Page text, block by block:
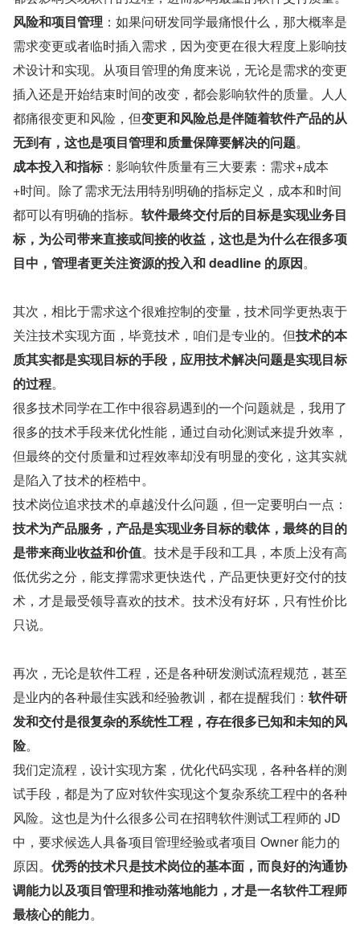
风险和项目管理 ：如果问研发同学最痛恨什么，那大概率是
需求变更或者临时插入需求，因为变更在很大程度上影响技
术设计和实现。从项目管理的角度来说，无论是需求的变更
插入还是开始结束时间的改变，都会影响软件的质量。人人
都痛很变更和风险，但变更和风险总是伴随着软件产品的从
无到有，这也是项目管理和质量保障要解决的问题。
成本投入和指标：影响软件质量有三大要素：需求+成本
+时间。除了需求无法用特别明确的指标定义，成本和时间
都可以有明确的指标。 软件最终交付后的目标是实现业务目
标，为公司带来直接或间接的收益，这也是为什么在很多项
目中，管理者更关注资源的投入和 deadline 的原因。
其次，相比于需求这个很难控制的变量，技术同学更热衷于
关注技术实现方面，毕竟技术，咱们是专业的。但技术的本
质其实都是实现目标的手段，应用技术解决问题是实现目标
的过程。
很多技术同学在工作中很容易遇到的一个问题就是，我用了
很多的技术手段来优化性能，通过自动化测试来提升效率，
但最终的交付质量和过程效率却没有明显的变化，这其实就
是陷入了技术的桎梏中。
技术岗位追求技术的卓越没什么问题，但一定要明白一点：
技术为产品服务，产品是实现业务目标的载体，最终的目的
是带来商业收益和价值。技术是手段和工具，本质上没有高
低优劣之分，能支撑需求更快迭代，产品更快更好交付的技
术，才是最受领导喜欢的技术。技术没有好坏，只有性价比
只说。
再次，无论是软件工程，还是各种研发测试流程规范，甚至
是业内的各种最佳实践和经验教训，都在提醒我们： 软件研
发和交付是很复杂的系统性工程，存在很多已知和未知的风
险。
我们定流程，设计实现方案，优化代码实现，各种各样的测
试手段，都是为了应对软件实现这个复杂系统工程中的各种
风险。这也是为什么很多公司在招聘软件测试工程师的 JD
中，要求候选人具备项目管理经验或者项目 Owner 能力的
原因。 优秀的技术只是技术岗位的基本面，而良好的沟通协
调能力以及项目管理和推动落地能力，才是一名软件工程师
最核心的能力。